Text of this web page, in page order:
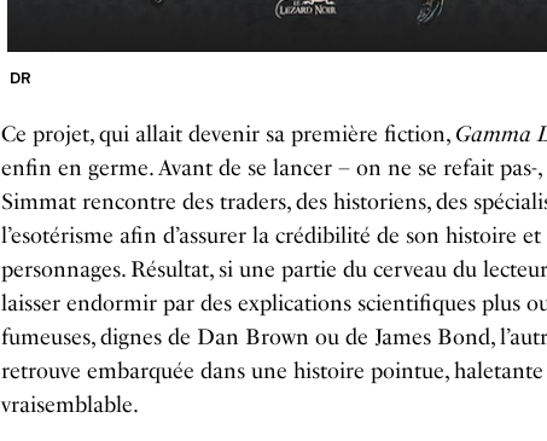
DR
Ce projet, qui allait devenir sa première fiction, Gamma
enfin en germe. Avant de se lancer – on ne se refait pas-,
Simmat rencontre des traders, des historiens, des
l’esotérisme afin d’assurer la crédibilité de son histoire et
personnages. Résultat, si une partie du cerveau du
laisser endormir par des explications scientifiques plus
fumeuses, dignes de Dan Brown ou de James Bond,
retrouve embarquée dans une histoire pointue,
vraisemblable.